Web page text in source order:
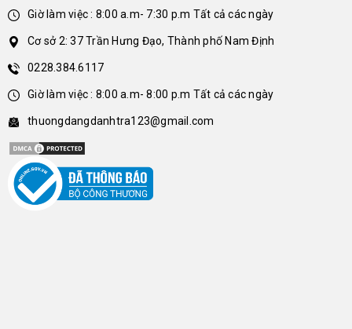
Giờ làm việc : 8:00 a.m- 7:30 p.m Tất cả các ngày
Cơ sở 2: 37 Trần Hưng Đạo, Thành phố Nam Định
0228.384.6117
Giờ làm việc : 8:00 a.m- 8:00 p.m Tất cả các ngày
thuongdangdanhtra123@gmail.com